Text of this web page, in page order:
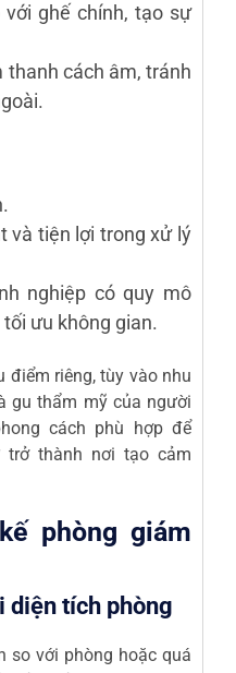
với ghế chính, tạo sự
thanh cách âm, tránh
và tiện lợi trong xử lý
nghiệp có quy mô
ưu không gian.
điểm riêng, tùy vào nhu
gu thẩm mỹ của người
cách phù hợp để
thành nơi tạo cảm
phòng giám
diện tích phòng
so với phòng hoặc quá